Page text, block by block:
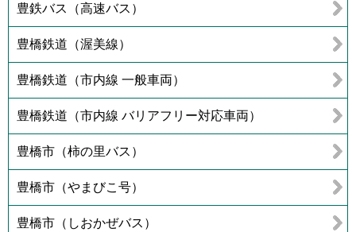
豊鉄バス（高速バス）
豊橋鉄道（渥美線）
豊橋鉄道（市内線 一般車両）
豊橋鉄道（市内線 バリアフリー対応車両）
豊橋市（柿の里バス）
豊橋市（やまびこ号）
豊橋市（しおかぜバス）